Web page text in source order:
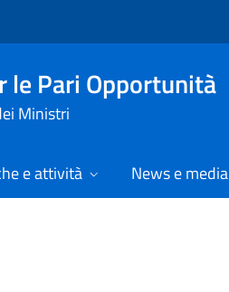
le Pari Opportunità
Ministri
e attività News e media